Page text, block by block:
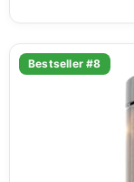
Bestseller #8